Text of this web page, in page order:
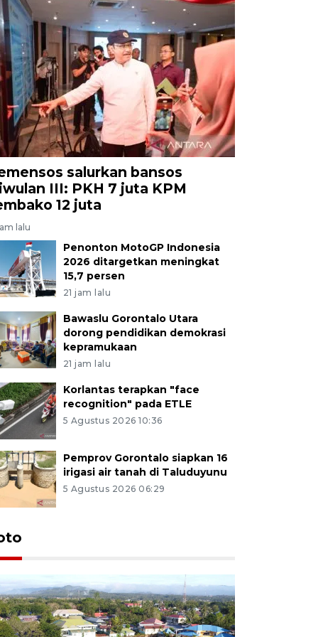
salurkan bansos
III: PKH 7 juta KPM
12 juta
lalu
Penonton MotoGP Indonesia
2026 ditargetkan meningkat
15,7 persen
21 jam lalu
Bawaslu Gorontalo Utara
dorong pendidikan demokrasi
kepramukaan
21 jam lalu
Korlantas terapkan "face
recognition" pada ETLE
5 Agustus 2026 10:36
Pemprov Gorontalo siapkan 16
irigasi air tanah di Taluduyunu
5 Agustus 2026 06:29